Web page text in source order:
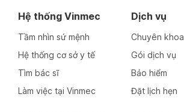
Hệ thống Vinmec
Tầm nhìn sứ mệnh
Hệ thống cơ sở y tế
Tìm bác sĩ
Làm việc tại Vinmec
Dịch vụ
Chuyên khoa
Gói dịch vụ
Bảo hiểm
Đặt lịch hẹn